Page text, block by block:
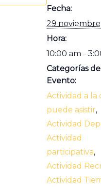
Fecha:
29
Hora:
10:00 am -
Categorías de
Evento:
Actividad a la
puede asistir,
Actividad
Actividad
participativa,
Actividad
Actividad